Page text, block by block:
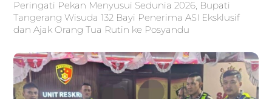
Peringati Pekan Menyusui Sedunia 2026, Bupati
Tangerang Wisuda 132 Bayi Penerima ASI Eksklusif
dan Ajak Orang Tua Rutin ke Posyandu